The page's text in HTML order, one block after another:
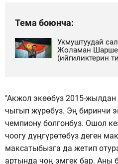
Тема боюнча:
Укмуштуудай
Жоламан
(ийгиликтерин
"Акжол экөөбүз 2015-жылдан
чыгып жүрөбүз. Эң биринчи
чемпиону болгонбуз. Ошол
чоогу дүңгүрөтөбүз деген
максатыбызга да жетип
артында чоң эмгек бар. Аны